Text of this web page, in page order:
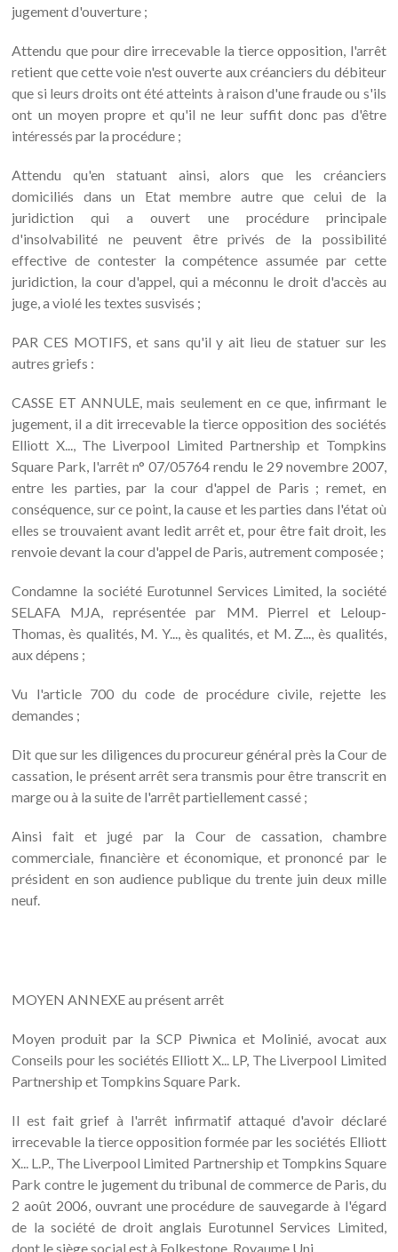
jugement d'ouverture ;
Attendu que pour dire irrecevable la tierce opposition, l'arrêt
retient que cette voie n'est ouverte aux créanciers du débiteur
que si leurs droits ont été atteints à raison d'une fraude ou s'ils
ont un moyen propre et qu'il ne leur suffit donc pas d'être
intéressés par la procédure ;
Attendu qu'en statuant ainsi, alors que les créanciers
domiciliés dans un Etat membre autre que celui de la
juridiction qui a ouvert une procédure principale
d'insolvabilité ne peuvent être privés de la possibilité
effective de contester la compétence assumée par cette
juridiction, la cour d'appel, qui a méconnu le droit d'accès au
juge, a violé les textes susvisés ;
PAR CES MOTIFS, et sans qu'il y ait lieu de statuer sur les
autres griefs :
CASSE ET ANNULE, mais seulement en ce que, infirmant le
jugement, il a dit irrecevable la tierce opposition des sociétés
Elliott X..., The Liverpool Limited Partnership et Tompkins
Square Park, l'arrêt n° 07/05764 rendu le 29 novembre 2007,
entre les parties, par la cour d'appel de Paris ; remet, en
conséquence, sur ce point, la cause et les parties dans l'état où
elles se trouvaient avant ledit arrêt et, pour être fait droit, les
renvoie devant la cour d'appel de Paris, autrement composée ;
Condamne la société Eurotunnel Services Limited, la société
SELAFA MJA, représentée par MM. Pierrel et Leloup-
Thomas, ès qualités, M. Y..., ès qualités, et M. Z..., ès qualités,
aux dépens ;
Vu l'article 700 du code de procédure civile, rejette les
demandes ;
Dit que sur les diligences du procureur général près la Cour de
cassation, le présent arrêt sera transmis pour être transcrit en
marge ou à la suite de l'arrêt partiellement cassé ;
Ainsi fait et jugé par la Cour de cassation, chambre
commerciale, financière et économique, et prononcé par le
président en son audience publique du trente juin deux mille
neuf.
MOYEN ANNEXE au présent arrêt
Moyen produit par la SCP Piwnica et Molinié, avocat aux
Conseils pour les sociétés Elliott X... LP, The Liverpool Limited
Partnership et Tompkins Square Park.
Il est fait grief à l'arrêt infirmatif attaqué d'avoir déclaré
irrecevable la tierce opposition formée par les sociétés Elliott
X... L.P., The Liverpool Limited Partnership et Tompkins Square
Park contre le jugement du tribunal de commerce de Paris, du
2 août 2006, ouvrant une procédure de sauvegarde à l'égard
de la société de droit anglais Eurotunnel Services Limited,
dont le siège social est à Folkestone, Royaume Uni,